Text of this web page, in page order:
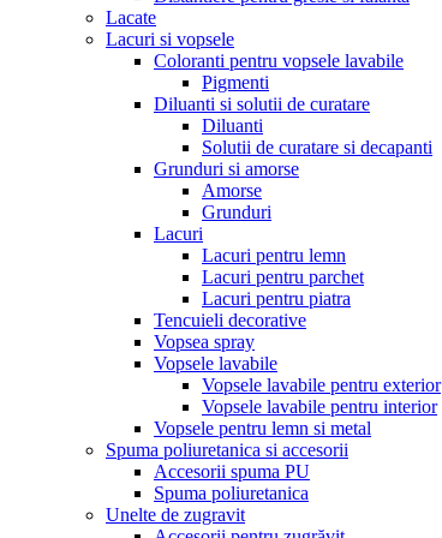
Lacate
Lacuri si vopsele
Coloranti pentru vopsele lavabile
Pigmenti
Diluanti si solutii de curatare
Diluanti
Solutii de curatare si decapanti
Grunduri si amorse
Amorse
Grunduri
Lacuri
Lacuri pentru lemn
Lacuri pentru parchet
Lacuri pentru piatra
Tencuieli decorative
Vopsea spray
Vopsele lavabile
Vopsele lavabile pentru exterior
Vopsele lavabile pentru interior
Vopsele pentru lemn si metal
Spuma poliuretanica si accesorii
Accesorii spuma PU
Spuma poliuretanica
Unelte de zugravit